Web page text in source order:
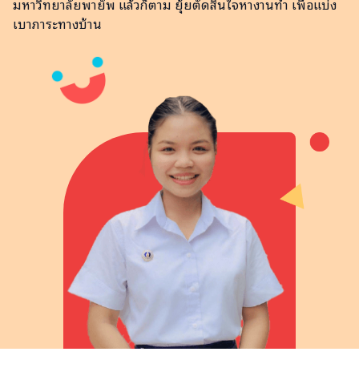
เบาภาระทางบ้าน